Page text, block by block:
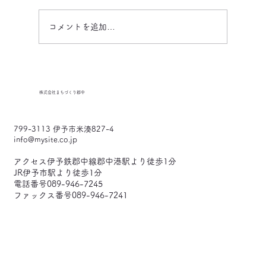
ソレイヨ
コメントを追加…
株式会社​まちづくり郡中
799-3113 伊予市米湊827-4
info@mysite.co.jp
アクセス伊予鉄郡中線郡中港駅より徒歩1分
JR伊予市駅より徒歩1分
電話番号089-946-7245
ファックス番号089-946-7241